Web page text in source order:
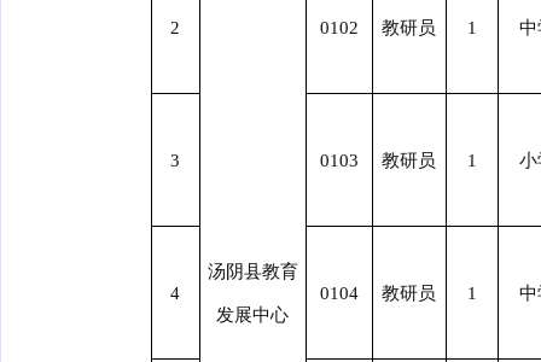
汤阴县教育
发展中心
2 0102 教研员 1 中
3 0103 教研员 1 小
4 0104 教研员 1 中